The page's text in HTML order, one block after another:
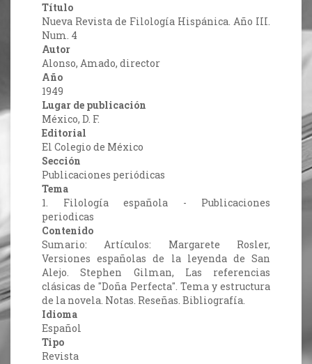
Título
Nueva Revista de Filología Hispánica. Año III.
Num. 4
Autor
Alonso, Amado, director
Año
1949
Lugar de publicación
México, D. F.
Editorial
El Colegio de México
Sección
Publicaciones periódicas
Tema
1. Filología española - Publicaciones
periodicas
Contenido
Sumario: Artículos: Margarete Rosler,
Versiones españolas de la leyenda de San
Alejo. Stephen Gilman, Las referencias
clásicas de "Doña Perfecta". Tema y estructura
de la novela. Notas. Reseñas. Bibliografía.
Idioma
Español
Tipo
Revista